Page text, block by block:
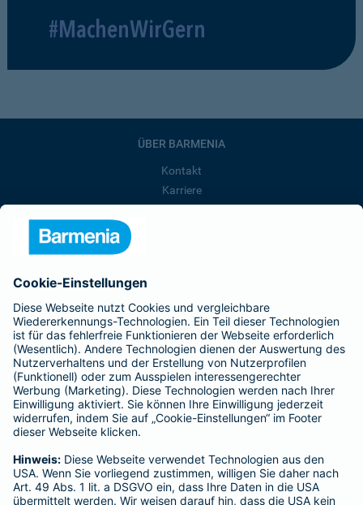
#MachenWirGern
ÜBER BARMENIA
Kontakt
Karriere
Barmenia ist Teil der BarmeniaGothaer
BELIEBTE SEITEN
Kranken-Zusatzversicherung
Tierversicherungen
Haftpflichtversicherung
Hausratversicherung
Adresse ändern
Schaden melden